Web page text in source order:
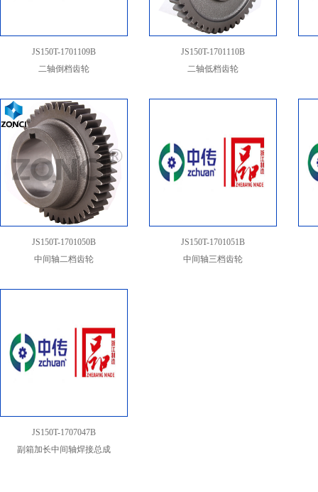
JS150T-1701109B
二轴倒档齿轮
JS150T-1701110B
二轴低档齿轮
JS150T-1701050B
中间轴二档齿轮
JS150T-1701051B
中间轴三档齿轮
JS150T-1707047B
副箱加长中间轴焊接总成